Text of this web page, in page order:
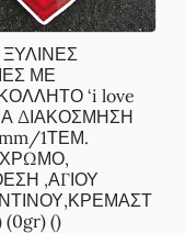
ΞΥΛΙΝΕΣ
ΜΕ
‘i love
ΔΙΑΚΟΣΜΗΣΗ
1ΤΕΜ.
,ΑΓΙΟΥ
(0gr) ()